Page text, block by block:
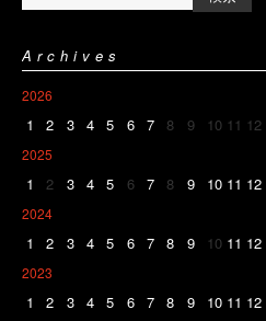
Archives
2026
1 2 3 4 5 6 7 8 9 10 11 12
2025
1 2 3 4 5 6 7 8 9 10 11 12
2024
1 2 3 4 5 6 7 8 9 10 11 12
2023
1 2 3 4 5 6 7 8 9 10 11 12